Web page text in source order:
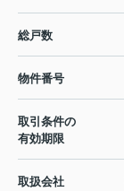
総戸数
物件番号
取引条件の
有効期限
取扱会社